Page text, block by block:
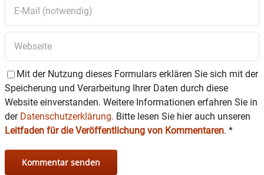
Mit der Nutzung dieses Formulars erklären Sie sich mit der
Speicherung und Verarbeitung Ihrer Daten durch diese
Website einverstanden. Weitere Informationen erfahren Sie in
der Datenschutzerklärung. Bitte lesen Sie hier auch unseren
Leitfaden für die Veröffentlichung von Kommentaren. *